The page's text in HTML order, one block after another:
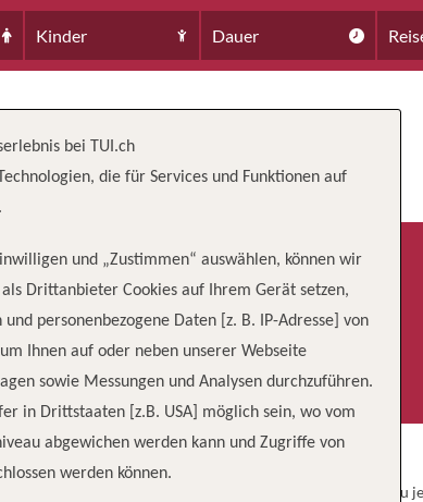
Kinder Dauer
TONNAGE
319
LÄNGE
98 FUSS
Inseln erleben. 16 Gäste kommen in den Genuss eines zu
bei TUI.ch
die für Services und Funktionen auf
und „Zustimmen“ auswählen, können wir
Drittanbieter Cookies auf Ihrem Gerät setzen,
personenbezogene Daten [z. B. IP-Adresse] von
Ihnen auf oder neben unserer Webseite
sowie Messungen und Analysen durchzuführen.
in Drittstaaten [z.B. USA] möglich sein, wo vom
abgewichen werden kann und Zugriffe von
werden können.